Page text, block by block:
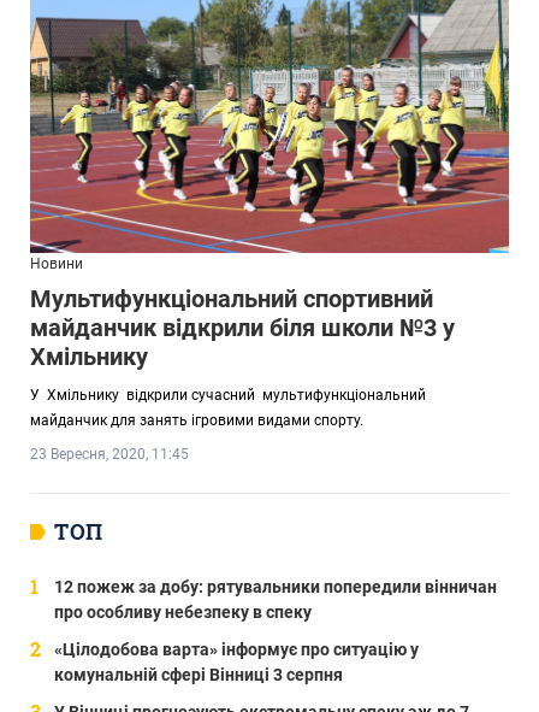
Новини
Мультифункціональний спортивний
майданчик відкрили біля школи №3 у
Хмільнику
У Хмільнику відкрили сучасний мультифункціональний
майданчик для занять ігровими видами спорту.
23 Вересня, 2020, 11:45
ТОП
12 пожеж за добу: рятувальники попередили вінничан
про особливу небезпеку в спеку
«Цілодобова варта» інформує про ситуацію у
комунальній сфері Вінниці 3 серпня